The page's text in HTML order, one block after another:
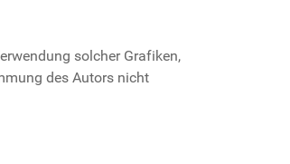
solcher Grafiken,
des Autors nicht